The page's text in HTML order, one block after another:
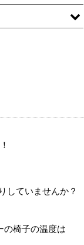
していませんか？
椅子の温度は